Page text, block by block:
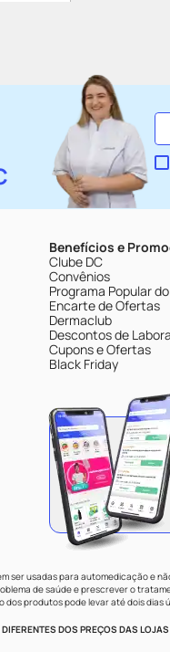
Benefícios e
Clube DC
Convênios
Programa Popular
Encarte de Ofertas
Dermaclub
Descontos de
Cupons e Ofertas
Black Friday
ser usadas para automedicação e
de saúde e prescrever o
dos produtos pode levar até dois
DOS PREÇOS DAS